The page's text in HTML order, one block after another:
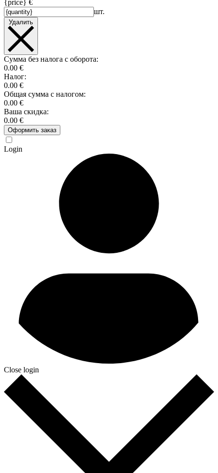
{price} €
шт.
Удалить
Сумма без налога с оборота:
0.00 €
Налог:
0.00 €
Общая сумма с налогом:
0.00 €
Ваша скидка:
0.00 €
Оформить заказ
Login
Close login